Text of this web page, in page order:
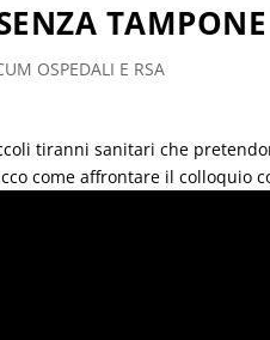
TAMPONE
OSPEDALI E RSA
tiranni sanitari che
come affrontare il colloquio